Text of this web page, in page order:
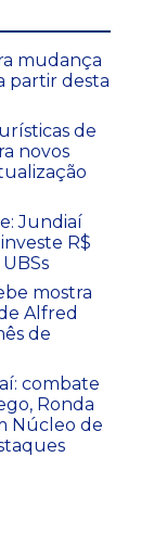
mudança
partir desta
de
novos
Jundiaí
R$
mostra
Alfred
de
combate
Ronda
Núcleo de